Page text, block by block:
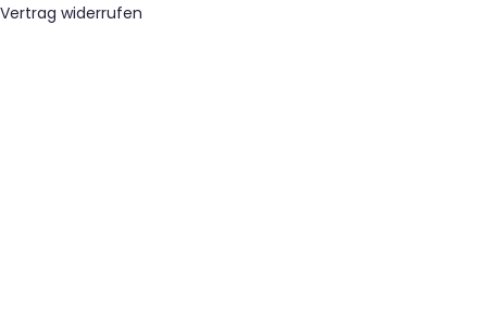
Vertrag widerrufen